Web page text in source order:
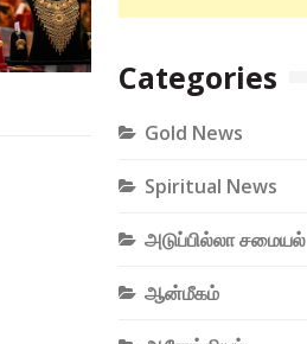
Categories
Gold News
Spiritual News
அடுப்பில்லா சமையல்
ஆன்மீகம்